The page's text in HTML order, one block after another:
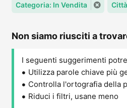
Categoria: In Vendita
Non siamo riusciti a
I seguenti suggerimenti
Utilizza parole chiave più
Controlla l'ortografia della
Riduci i filtri, usane meno